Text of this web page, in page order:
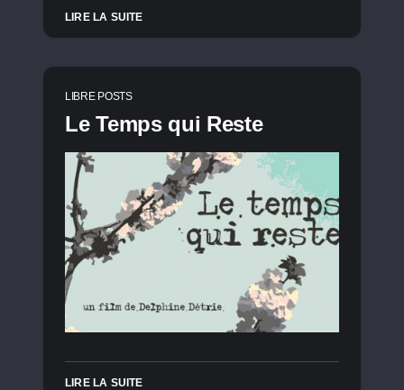
LIRE LA SUITE
LIBRE POSTS
Le Temps qui Reste
LIRE LA SUITE